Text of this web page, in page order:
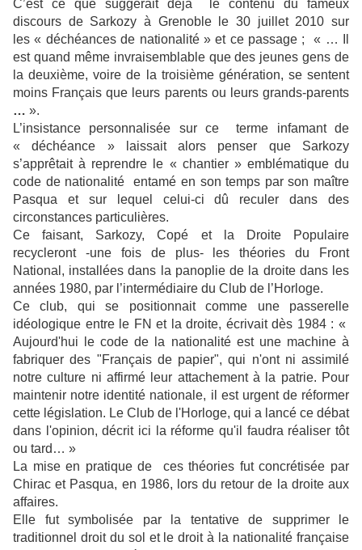
C’est ce que suggérait déjà le contenu du fameux
discours de Sarkozy à Grenoble le 30 juillet 2010 sur
les « déchéances de nationalité » et ce passage ; « … Il
est quand même invraisemblable que des jeunes gens de
la deuxième, voire de la troisième génération, se sentent
moins Français que leurs parents ou leurs grands-parents
… ».
L’insistance personnalisée sur ce terme infamant de
« déchéance » laissait alors penser que Sarkozy
s’apprêtait à reprendre le « chantier » emblématique du
code de nationalité entamé en son temps par son maître
Pasqua et sur lequel celui-ci dû reculer dans des
circonstances particulières.
Ce faisant, Sarkozy, Copé et la Droite Populaire
recycleront -une fois de plus- les théories du Front
National, installées dans la panoplie de la droite dans les
années 1980, par l’intermédiaire du Club de l’Horloge.
Ce club, qui se positionnait comme une passerelle
idéologique entre le FN et la droite, écrivait dès 1984 : «
Aujourd'hui le code de la nationalité est une machine à
fabriquer des "Français de papier", qui n'ont ni assimilé
notre culture ni affirmé leur attachement à la patrie. Pour
maintenir notre identité nationale, il est urgent de réformer
cette législation. Le Club de l'Horloge, qui a lancé ce débat
dans l'opinion, décrit ici la réforme qu'il faudra réaliser tôt
ou tard… »
La mise en pratique de ces théories fut concrétisée par
Chirac et Pasqua, en 1986, lors du retour de la droite aux
affaires.
Elle fut symbolisée par la tentative de supprimer le
traditionnel droit du sol et le droit à la nationalité française